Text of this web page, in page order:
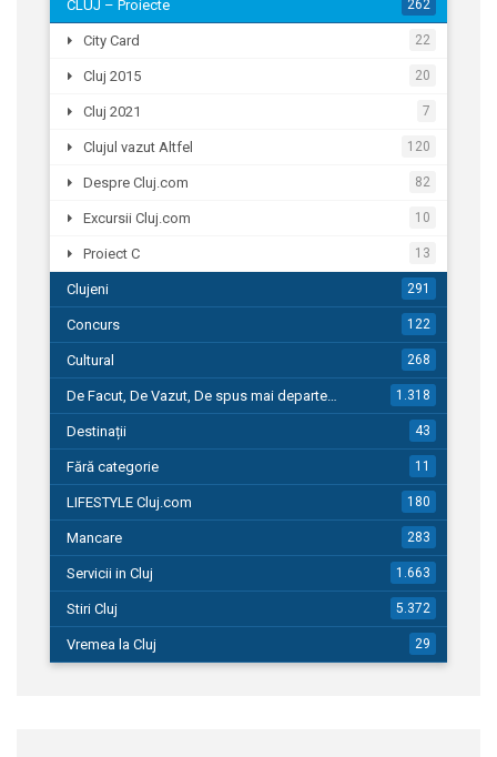
CLUJ – Proiecte 262
City Card 22
Cluj 2015 20
Cluj 2021 7
Clujul vazut Altfel 120
Despre Cluj.com 82
Excursii Cluj.com 10
Proiect C 13
Clujeni 291
Concurs 122
Cultural 268
De Facut, De Vazut, De spus mai departe… 1.318
Destinații 43
Fără categorie 11
LIFESTYLE Cluj.com 180
Mancare 283
Servicii in Cluj 1.663
Stiri Cluj 5.372
Vremea la Cluj 29